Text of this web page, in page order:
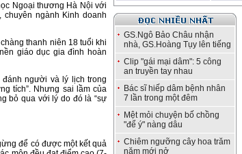
Ngoại thương Hà Nội với
ngành Kinh doanh
thanh niên 18 tuổi khi
giáo dục gia đình hoàn
người và lý lịch trong
tích”. Nhưng sai lầm của
bỏ qua với lý do đó là “sự
để có được một kết quả
GS.Ngô Bảo Châu nhận
nhà, GS.Hoàng Tụy lên tiếng
Clip "gái mại dâm": 5 công
an truyền tay nhau
Bác sĩ hiếp dâm bệnh nhân
7 lần trong một đêm
Mệt mỏi chuyện bố chồng
"để ý" nàng dâu
Chiêm ngưỡng cây hoa trăm
năm mới nở